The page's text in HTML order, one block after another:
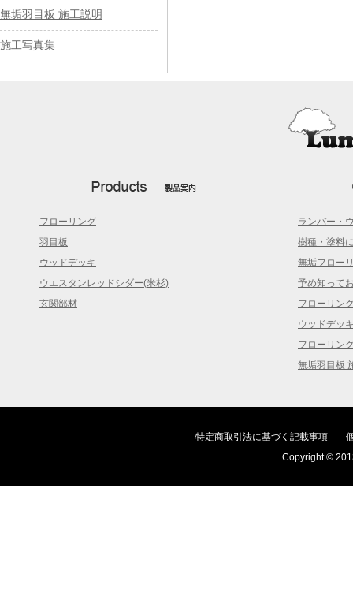
無垢羽目板 施工説明
施工写真集
フローリング
羽目板
ウッドデッキ
ウエスタンレッドシダー(米杉)
玄関部材
ランバー・
樹種・塗料
無垢フロー
予め知って
フローリン
ウッドデッ
フローリン
無垢羽目板
特定商取引法に基づく記載事項
Copyright ©